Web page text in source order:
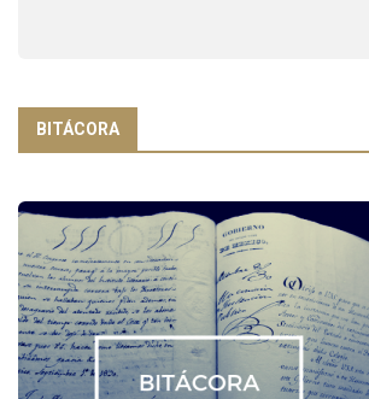
BITÁCORA